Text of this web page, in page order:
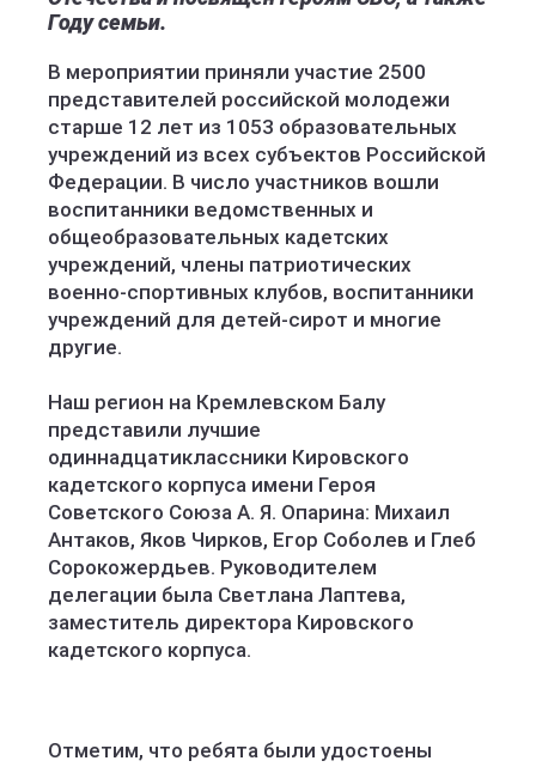
Году семьи.
В мероприятии приняли участие 2500
представителей российской молодежи
старше 12 лет из 1053 образовательных
учреждений из всех субъектов Российской
Федерации. В число участников вошли
воспитанники ведомственных и
общеобразовательных кадетских
учреждений, члены патриотических
военно-спортивных клубов, воспитанники
учреждений для детей-сирот и многие
другие.
Наш регион на Кремлевском Балу
представили лучшие
одиннадцатиклассники Кировского
кадетского корпуса имени Героя
Советского Союза А. Я. Опарина: Михаил
Антаков, Яков Чирков, Егор Соболев и Глеб
Сорокожердьев. Руководителем
делегации была Светлана Лаптева,
заместитель директора Кировского
кадетского корпуса.
Отметим, что ребята были удостоены